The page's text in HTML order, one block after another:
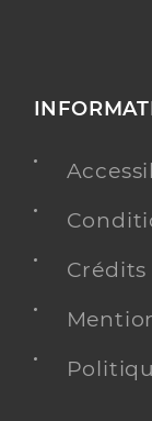
Crédits